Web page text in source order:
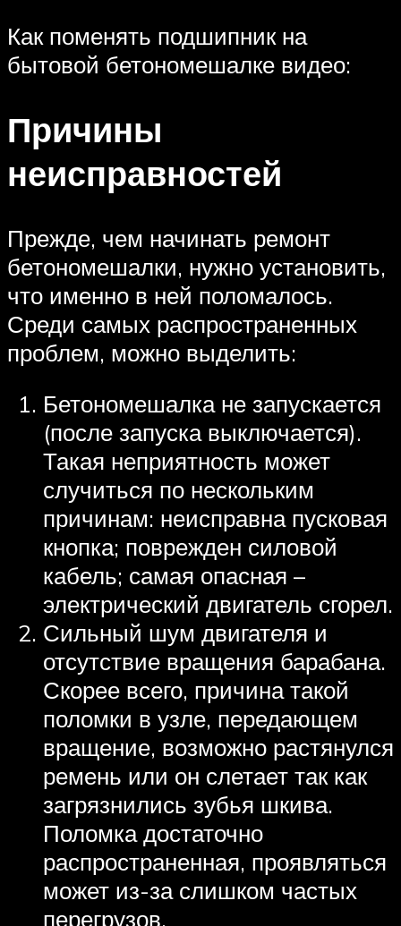
Как поменять подшипник на
бытовой бетономешалке видео:
Причины
неисправностей
Прежде, чем начинать ремонт
бетономешалки, нужно установить,
что именно в ней поломалось.
Среди самых распространенных
проблем, можно выделить:
Бетономешалка не запускается
(после запуска выключается).
Такая неприятность может
случиться по нескольким
причинам: неисправна пусковая
кнопка; поврежден силовой
кабель; самая опасная –
электрический двигатель сгорел.
Сильный шум двигателя и
отсутствие вращения барабана.
Скорее всего, причина такой
поломки в узле, передающем
вращение, возможно растянулся
ремень или он слетает так как
загрязнились зубья шкива.
Поломка достаточно
распространенная, проявляться
может из-за слишком частых
перегрузов.